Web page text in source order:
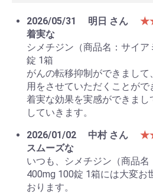
2026/05/31 明日 さん
着実な
シメチジン（商品名：サイ
錠 1箱
がんの転移抑制ができまして
用をさせていただくことがで
着実な効果を実感ができま
していきます。
2026/01/02
中村 さん
スムーズな
いつも、シメチジン（商品名
400mg 100錠 1箱には大変お
おります。